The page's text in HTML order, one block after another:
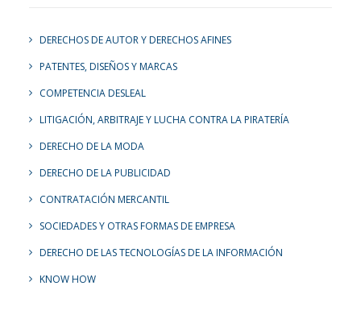
DERECHOS DE AUTOR Y DERECHOS AFINES
PATENTES, DISEÑOS Y MARCAS
COMPETENCIA DESLEAL
LITIGACIÓN, ARBITRAJE Y LUCHA CONTRA LA PIRATERÍA
DERECHO DE LA MODA
DERECHO DE LA PUBLICIDAD
CONTRATACIÓN MERCANTIL
SOCIEDADES Y OTRAS FORMAS DE EMPRESA
DERECHO DE LAS TECNOLOGÍAS DE LA INFORMACIÓN
KNOW HOW